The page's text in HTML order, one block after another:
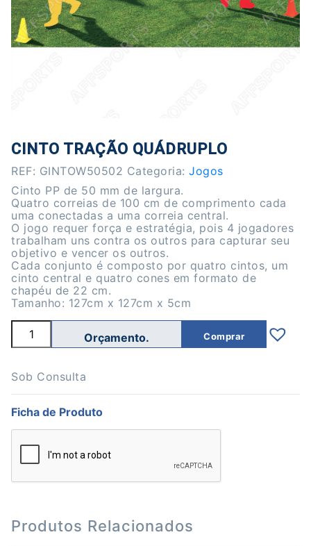
CINTO TRAÇÃO QUÁDRUPLO
REF: GINTOW50502 Categoria: Jogos
Cinto PP de 50 mm de largura.
Quatro correias de 100 cm de comprimento cada
uma conectadas a uma correia central.
O jogo requer força e estratégia, pois 4 jogadores
trabalham uns contra os outros para capturar seu
objetivo e vencer os outros.
Cada conjunto é composto por quatro cintos, um
cinto central e quatro cones em formato de
chapéu de 22 cm.
Tamanho: 127cm x 127cm x 5cm
Quantidade
Cinto
Quádruplo
Comprar
Sob Consulta
Ficha de Produto
Produtos Relacionados